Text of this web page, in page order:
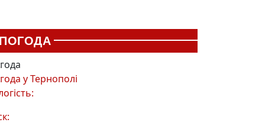
ПОГОДА
уТернополі